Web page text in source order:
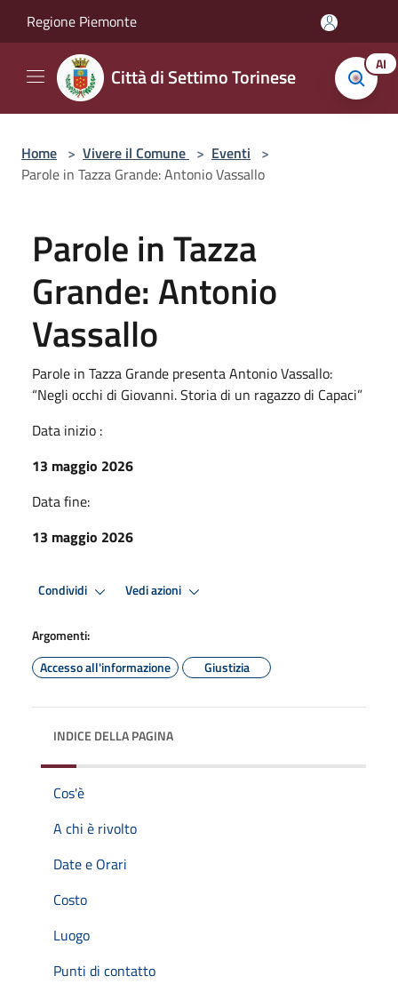
Regione Piemonte
Città di Settimo Torinese AI
Home > Vivere il Comune > Eventi >
Parole in Tazza Grande: Antonio Vassallo
Parole in Tazza
Grande: Antonio
Vassallo
Parole in Tazza Grande presenta Antonio Vassallo:
“Negli occhi di Giovanni. Storia di un ragazzo di Capaci”
Data inizio :
13 maggio 2026
Data fine:
13 maggio 2026
Condividi Vedi azioni
Argomenti:
Accesso all'informazione
Giustizia
INDICE DELLA PAGINA
Cos'è
A chi è rivolto
Date e Orari
Costo
Luogo
Punti di contatto